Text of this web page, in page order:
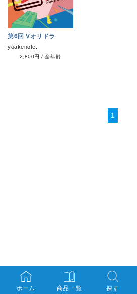
第6回 Vオリドラ
yoakenote.
2,800円 /全年齢
1
ホーム 商品一覧 探す